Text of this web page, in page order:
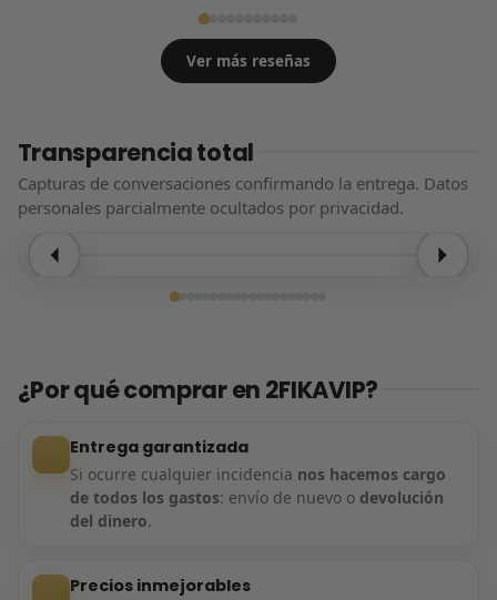
Ver más reseñas
Transparencia total
Capturas de conversaciones confirmando la entrega. Datos
personales parcialmente ocultados por privacidad.
¿Por qué comprar en 2FIKAVIP?
Entrega garantizada
Si ocurre cualquier incidencia nos hacemos cargo
de todos los gastos: envío de nuevo o devolución
del dinero.
Precios inmejorables